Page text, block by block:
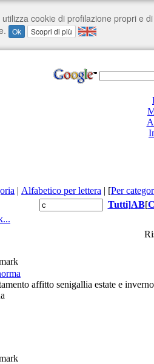
| Alfabetico per lettera | [Per
Tutti]AB[
affitto senigallia estate e